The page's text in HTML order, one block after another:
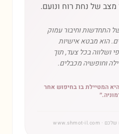
מצב של נחת רוח ונועם.
התחדשות וחיבור עמוק
הוא מבטא אישיות
ושלווה בכל צעד, תוך
וחופשיה מכבלים.
המטיילת בו בחיפוש אחר
״
שלכם · www.shmot-il.com